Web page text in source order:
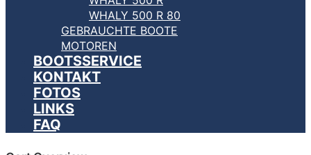
WHALY 500 R 80
GEBRAUCHTE BOOTE
MOTOREN
BOOTSSERVICE
KONTAKT
FOTOS
LINKS
FAQ